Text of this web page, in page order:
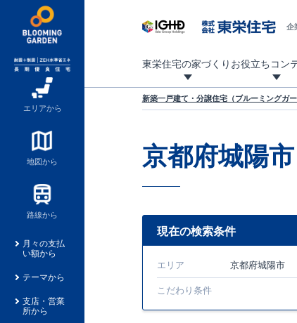
エリアから
地図から
路線から
月々の支払
い額から
テーマから
支店・営業
所から
企
東栄住宅の家づくり お役立ちコン
新築一戸建て・分譲住宅（ブルーミングガ
京都府城陽市
現在の検索条件
エリア 京都府城陽市
こだわり条件